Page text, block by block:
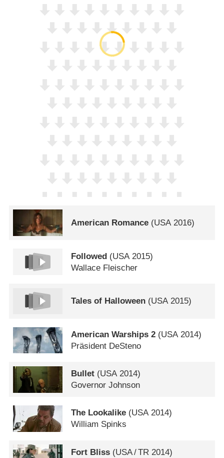
American Romance (USA2016)
Followed (USA 2015)
Wallace Fleischer
Tales of Halloween (USA2015)
American Warships 2 (USA2014)
Präsident DeSteno
Bullet (USA2014)
Governor Johnson
The Lookalike (USA2014)
William Spinks
Fort Bliss (USA/TR 2014)